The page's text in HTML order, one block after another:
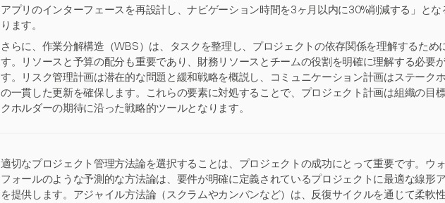
アプリのインターフェースを再設計し、ナビゲーション時間を3ヶ月以内に30%削減する」とな
ります。
さらに、作業分解構造（WBS）は、タスクを整理し、プロジェクトの依存関係を理解するため
す。リソースと予算の配分も重要であり、財務リソースとチームの役割を明確に理解する必要
す。リスク管理計画は潜在的な問題と緩和戦略を概説し、コミュニケーション計画はステーク
の一貫した更新を確保します。これらの要素に対処することで、プロジェクト計画は組織の目
クホルダーの期待に沿った戦略的ツールとなります。
適切なプロジェクト管理方法論を選択することは、プロジェクトの成功にとって重要です。ウ
フォールのような予測的な方法論は、要件が明確に定義されているプロジェクトに最適な線形
を提供します。アジャイル方法論（スクラムやカンバンなど）は、反復サイクルを通じて柔軟